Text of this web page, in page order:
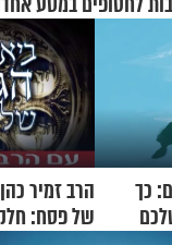
כך
הרב זמיר
של פסח: